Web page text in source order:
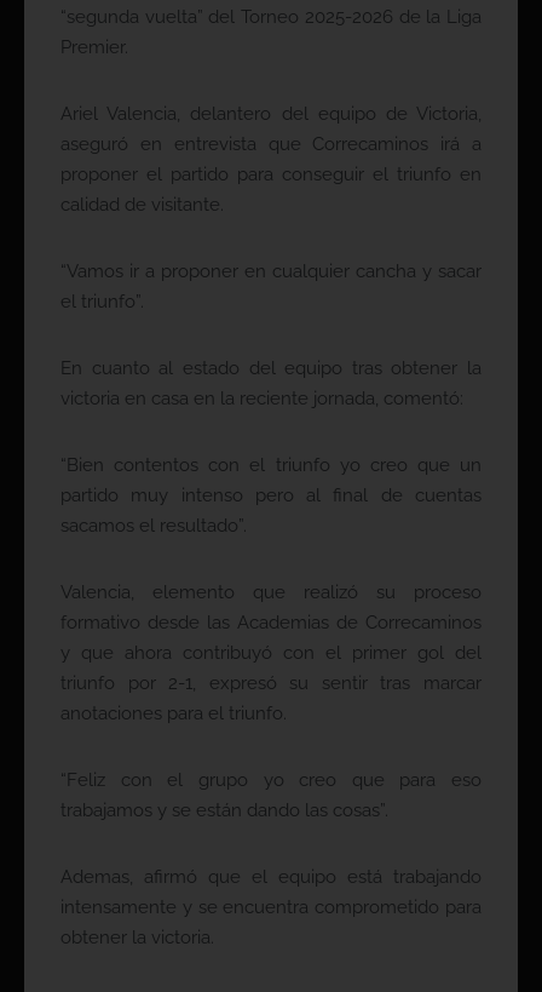
“segunda vuelta” del Torneo 2025-2026 de la Liga
Premier.
Ariel Valencia, delantero del equipo de Victoria,
aseguró en entrevista que Correcaminos irá a
proponer el partido para conseguir el triunfo en
calidad de visitante.
“Vamos ir a proponer en cualquier cancha y sacar
el triunfo”.
En cuanto al estado del equipo tras obtener la
victoria en casa en la reciente jornada, comentó:
“Bien contentos con el triunfo yo creo que un
partido muy intenso pero al final de cuentas
sacamos el resultado”.
Valencia, elemento que realizó su proceso
formativo desde las Academias de Correcaminos
y que ahora contribuyó con el primer gol del
triunfo por 2-1, expresó su sentir tras marcar
anotaciones para el triunfo.
“Feliz con el grupo yo creo que para eso
trabajamos y se están dando las cosas”.
Ademas, afirmó que el equipo está trabajando
intensamente y se encuentra comprometido para
obtener la victoria.